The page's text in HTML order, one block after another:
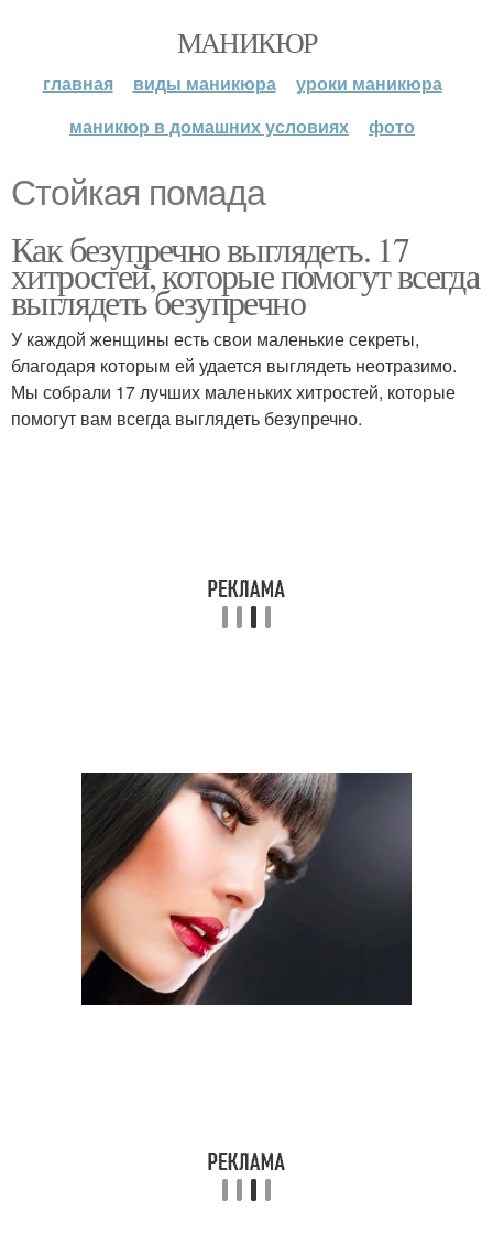
МАНИКЮР
главная виды маникюра
уроки маникюра
маникюр в домашних условиях
фото
Стойкая помада
Как безупречно выглядеть. 17
хитростей, которые помогут всегда
выглядеть безупречно
У каждой женщины есть свои маленькие секреты,
благодаря которым ей удается выглядеть неотразимо.
Мы собрали 17 лучших маленьких хитростей, которые
помогут вам всегда выглядеть безупречно.